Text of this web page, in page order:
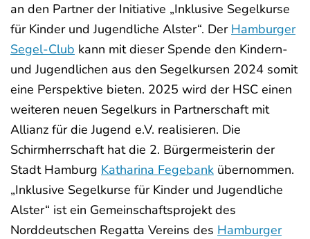
an den Partner der Initiative „Inklusive Segelkurse
für Kinder und Jugendliche Alster“. Der Hamburger
Segel-Club kann mit dieser Spende den Kindern-
und Jugendlichen aus den Segelkursen 2024 somit
eine Perspektive bieten. 2025 wird der HSC einen
weiteren neuen Segelkurs in Partnerschaft mit
Allianz für die Jugend e.V. realisieren. Die
Schirmherrschaft hat die 2. Bürgermeisterin der
Stadt Hamburg Katharina Fegebank übernommen.
„Inklusive Segelkurse für Kinder und Jugendliche
Alster“ ist ein Gemeinschaftsprojekt des
Norddeutschen Regatta Vereins des Hamburger